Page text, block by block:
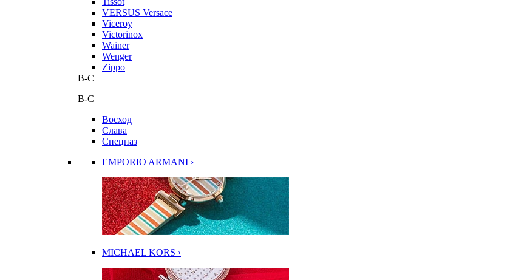
VERSUS Versace
Viceroy
Victorinox
Wainer
Wenger
Zippo
В-С
В-С
Восход
Слава
Спецназ
EMPORIO ARMANI ›
MICHAEL KORS ›